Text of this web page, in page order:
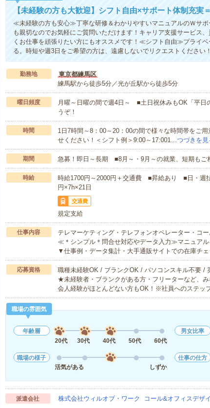
【未経験の方も大歓迎】シフト自由×サポート体制充実
≪未経験の方も安心≫丁寧な研修＆わかりやすいマニュアルのＷサ
も親切なのでお気軽にご質問いただけます！キャリア支援サービス
くお仕事を頑張りたい方にもオススメです！≪シフト自由≫プライ
る。時短や週3日をご希望の方は、遠慮しないでリクエストください！
勤務地
東京都練馬区
練馬駅から徒歩5分／光が丘駅から徒歩5分
曜日頻度
月曜～日曜の間で週4日～ ■土日祝休みもOK「平日
うぞ！
時間
1日7時間～8：00～20：00の間で様々な時間帯をご
せください！＜シフト例＞9:00～17:001…つづきを見
期間 急募！即日～長期 ■8月～・9月～の就業、短期もご
時給
時給1700円～2000円＋交通費 ■昇給あり ■日・週
円×7h×21日
交通費
規定支給
仕事内容
テレマーケティング・テレフォンオペレーター・コ
≪＊シンプル＊問合せ対応やデータ入力≫マニュアル
▼仕事例・データ集計・大手通販サイトでの在庫チ
応募資格
職種未経験OK / ブランクOK / パソコンスキル不要 /
★未経験者・ブランクがある方・フリーターなど、
会人経験がほとんどない方もOK！※社員へのステッ
職場の雰囲気
年齢層
20代
30代 40代 50代 60代
男女比率
職場の様子
活気がある
しずか
仕事の仕方
派遣会社 株式会社ウィルオブ・ワーク コール&オフィスデザ